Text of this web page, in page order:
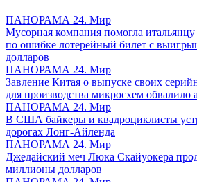
ПАНОРАМА 24. Мир
Мусорная компания помогла
по ошибке лотерейный билет с
долларов
ПАНОРАМА 24. Мир
Завление Китая о выпуске своих
для производства микросхем обвалило
ПАНОРАМА 24. Мир
В США байкеры и квадроциклисты
дорогах Лонг-Айленда
ПАНОРАМА 24. Мир
Джедайский меч Люка Скайуокера
миллионы долларов